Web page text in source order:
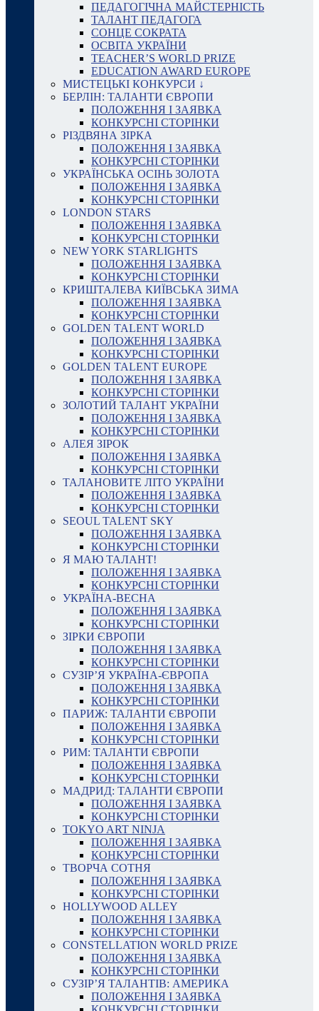
ПЕДАГОГІЧНА МАЙСТЕРНІСТЬ
ТАЛАНТ ПЕДАГОГА
СОНЦЕ СОКРАТА
ОСВІТА УКРАЇНИ
TEACHER’S WORLD PRIZE
EDUCATION AWARD EUROPE
МИСТЕЦЬКІ КОНКУРСИ ↓
БЕРЛІН: ТАЛАНТИ ЄВРОПИ
ПОЛОЖЕННЯ І ЗАЯВКА
КОНКУРСНІ СТОРІНКИ
РІЗДВЯНА ЗІРКА
ПОЛОЖЕННЯ І ЗАЯВКА
КОНКУРСНІ СТОРІНКИ
УКРАЇНСЬКА ОСІНЬ ЗОЛОТА
ПОЛОЖЕННЯ І ЗАЯВКА
КОНКУРСНІ СТОРІНКИ
LONDON STARS
ПОЛОЖЕННЯ І ЗАЯВКА
КОНКУРСНІ СТОРІНКИ
NEW YORK STARLIGHTS
ПОЛОЖЕННЯ І ЗАЯВКА
КОНКУРСНІ СТОРІНКИ
КРИШТАЛЕВА КИЇВСЬКА ЗИМА
ПОЛОЖЕННЯ І ЗАЯВКА
КОНКУРСНІ СТОРІНКИ
GOLDEN TALENT WORLD
ПОЛОЖЕННЯ І ЗАЯВКА
КОНКУРСНІ СТОРІНКИ
GOLDEN TALENT EUROPE
ПОЛОЖЕННЯ І ЗАЯВКА
КОНКУРСНІ СТОРІНКИ
ЗОЛОТИЙ ТАЛАНТ УКРАЇНИ
ПОЛОЖЕННЯ І ЗАЯВКА
КОНКУРСНІ СТОРІНКИ
АЛЕЯ ЗІРОК
ПОЛОЖЕННЯ І ЗАЯВКА
КОНКУРСНІ СТОРІНКИ
ТАЛАНОВИТЕ ЛІТО УКРАЇНИ
ПОЛОЖЕННЯ І ЗАЯВКА
КОНКУРСНІ СТОРІНКИ
SEOUL TALENT SKY
ПОЛОЖЕННЯ І ЗАЯВКА
КОНКУРСНІ СТОРІНКИ
Я МАЮ ТАЛАНТ!
ПОЛОЖЕННЯ І ЗАЯВКА
КОНКУРСНІ СТОРІНКИ
УКРАЇНА-ВЕСНА
ПОЛОЖЕННЯ І ЗАЯВКА
КОНКУРСНІ СТОРІНКИ
ЗІРКИ ЄВРОПИ
ПОЛОЖЕННЯ І ЗАЯВКА
КОНКУРСНІ СТОРІНКИ
СУЗІР’Я УКРАЇНА-ЄВРОПА
ПОЛОЖЕННЯ І ЗАЯВКА
КОНКУРСНІ СТОРІНКИ
ПАРИЖ: ТАЛАНТИ ЄВРОПИ
ПОЛОЖЕННЯ І ЗАЯВКА
КОНКУРСНІ СТОРІНКИ
РИМ: ТАЛАНТИ ЄВРОПИ
ПОЛОЖЕННЯ І ЗАЯВКА
КОНКУРСНІ СТОРІНКИ
МАДРИД: ТАЛАНТИ ЄВРОПИ
ПОЛОЖЕННЯ І ЗАЯВКА
КОНКУРСНІ СТОРІНКИ
TOKYO ART NINJA
ПОЛОЖЕННЯ І ЗАЯВКА
КОНКУРСНІ СТОРІНКИ
ТВОРЧА СОТНЯ
ПОЛОЖЕННЯ І ЗАЯВКА
КОНКУРСНІ СТОРІНКИ
HOLLYWOOD ALLEY
ПОЛОЖЕННЯ І ЗАЯВКА
КОНКУРСНІ СТОРІНКИ
CONSTELLATION WORLD PRIZE
ПОЛОЖЕННЯ І ЗАЯВКА
КОНКУРСНІ СТОРІНКИ
СУЗІР’Я ТАЛАНТІВ: АМЕРИКА
ПОЛОЖЕННЯ І ЗАЯВКА